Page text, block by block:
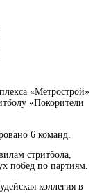
«Метрострой»
«Покорители
6 команд.
стритбола,
побед по партиям.
коллегия в